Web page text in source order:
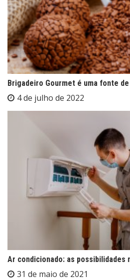
Brigadeiro Gourmet é uma fonte
4 de julho de 2022
Ar condicionado: as possibilidades
31 de maio de 2021